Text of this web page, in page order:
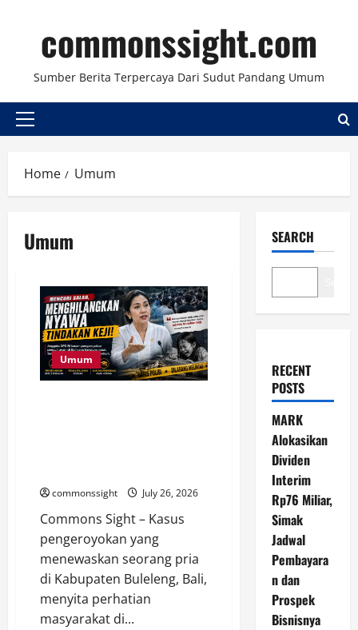
contentcommonssight.com
Sumber Berita Terpercaya Dari Sudut Pandang Umum
Primary
Home Umum
Umum
Umum
commonssight July 26, 2026
Commons Sight – Kasus
pengeroyokan yang
menewaskan seorang pria
di Kabupaten Buleleng, Bali,
menyita perhatian
masyarakat di...
SEARCH
RECENT
POSTS
MARK
Alokasikan
Dividen
Interim
Rp76 Miliar,
Simak
Jadwal
Pembayara
n dan
Prospek
Bisnisnya